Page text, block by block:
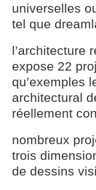
universelles
tel que
l’architecture
expose 22
qu’exemples
architectural
réellement
nombreux
trois
de dessins